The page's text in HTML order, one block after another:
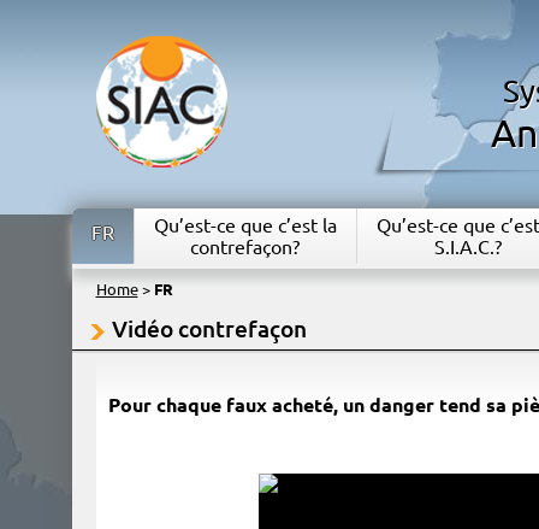
FR
Qu’est-ce que c’est la
contrefaçon?
Qu’est-ce que
S.I.A.C.?
Home> FR
Vidéo contrefaçon
Pour chaque faux acheté, un danger tend sa